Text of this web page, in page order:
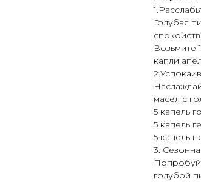
Голубая
Возьмите
капли
масел с
5 капель
5 капель
5 капель
3.
голубой